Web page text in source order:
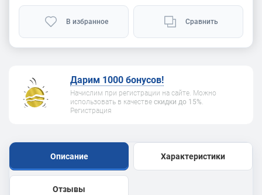
В избранное Сравнить
Дарим 1000 бонусов!
Начислим при регистрации на сайте. Можно
использовать в качестве скидки до 15%.
Регистрация
Описание Характеристики
Отзывы